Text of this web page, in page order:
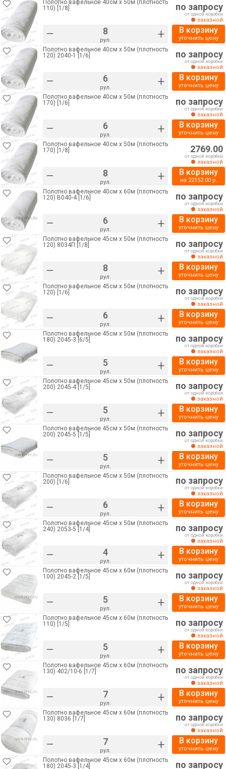
Полотно вафельное 40см х 50м (плотность
110) [1/8]
– рул. +
по запросу
от одной коробки
заказной
В корзину
уточнить цену
Полотно вафельное 40см х 50м (плотность
120) 2040-1 [1/6]
– рул. +
по запросу
от одной коробки
заказной
В корзину
уточнить цену
Полотно вафельное 40см х 50м (плотность
170) [1/6]
– рул. +
по запросу
от одной коробки
заказной
В корзину
уточнить цену
Полотно вафельное 40см х 50м (плотность
170) [1/8]
– рул. +
2769.00
от одной коробки
заказной
В корзину
на 22152.00р.
Полотно вафельное 40см х 60м (плотность
120) В040-4 [1/6]
– рул. +
по запросу
от одной коробки
заказной
В корзину
уточнить цену
Полотно вафельное 45см х 50м (плотность
120) 8034П [1/8]
– рул. +
по запросу
от одной коробки
заказной
В корзину
уточнить цену
Полотно вафельное 45см х 50м (плотность
120) [1/6]
– рул. +
по запросу
от одной коробки
заказной
В корзину
уточнить цену
Полотно вафельное 45см х 50м (плотность
180) 2045-3 [6/5]
– рул. +
по запросу
от одной коробки
заказной
В корзину
уточнить цену
Полотно вафельное 45см х 50м (плотность
200) 2045-4 [1/5]
– рул. +
по запросу
от одной коробки
заказной
В корзину
уточнить цену
Полотно вафельное 45см х 50м (плотность
200) 2045-5 [1/5]
– рул. +
по запросу
от одной коробки
заказной
В корзину
уточнить цену
Полотно вафельное 45см х 50м (плотность
200) [1/6]
– рул. +
по запросу
от одной коробки
заказной
В корзину
уточнить цену
Полотно вафельное 45см х 50м (плотность
240) 2053-5 [1/4]
– рул. +
по запросу
от одной коробки
заказной
В корзину
уточнить цену
Полотно вафельное 45см х 60м (плотность
100) 2045-2 [1/5]
– рул. +
по запросу
от одной коробки
заказной
В корзину
уточнить цену
Полотно вафельное 45см х 60м (плотность
110) [1/5]
– рул. +
по запросу
от одной коробки
заказной
В корзину
уточнить цену
Полотно вафельное 45см х 60м (плотность
130) 402/10-6 [1/7]
– рул. +
по запросу
от одной коробки
заказной
В корзину
уточнить цену
Полотно вафельное 45см х 60м (плотность
130) 8036 [1/7]
– рул. +
по запросу
от одной коробки
заказной
В корзину
уточнить цену
Полотно вафельное 45см х 60м (плотность
180) 2045-3 [1/4]
по запросу